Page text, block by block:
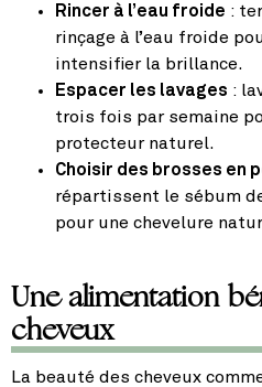
Rincer à l’eau froide :
rinçage à l’eau froide
intensifier la brillance.
Espacer les lavages :
trois fois par semaine
protecteur naturel.
Choisir des brosses en
répartissent le sébum
pour une chevelure
Une alimentation
cheveux
La beauté des cheveux